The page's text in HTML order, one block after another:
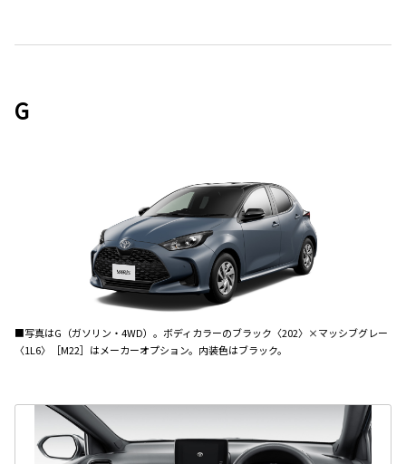
G
■写真はG（ガソリン・4WD）。ボディカラーのブラック〈202〉×マッシブグレー
〈1L6〉［M22］はメーカーオプション。内装色はブラック。